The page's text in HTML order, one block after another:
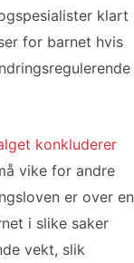
klart
for barnet hvis
konkluderer
vike for andre
er over en
i slike saker
vekt, slik